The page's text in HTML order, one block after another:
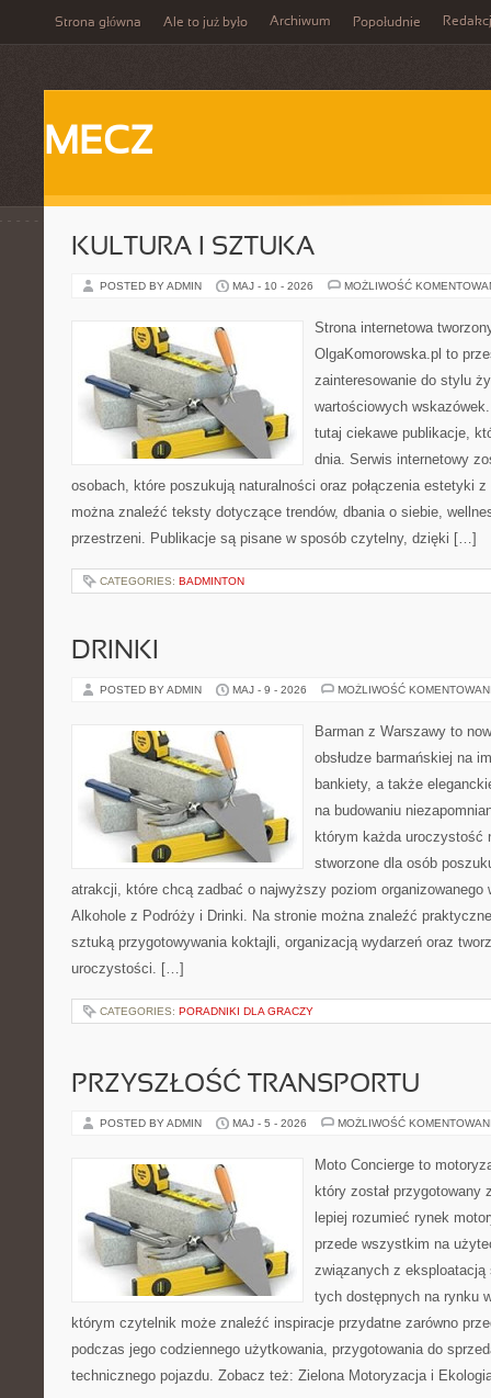
Strona główna Ale to już było Archiwum Popołudnie
MECZ
KULTURA I SZTUKA
POSTED BY ADMIN MAJ - 10 - 2026 MOŻLIWOŚĆ
Strona internetowa
OlgaKomorowska.pl to
zainteresowanie do stylu
wartościowych
tutaj ciekawe publikacje,
dnia. Serwis internetowy
osobach, które poszukują naturalności oraz połączenia estetyki
można znaleźć teksty dotyczące trendów, dbania o siebie,
przestrzeni. Publikacje są pisane w sposób czytelny, dzięki […]
CATEGORIES: BADMINTON
DRINKI
POSTED BY ADMIN MAJ - 9 - 2026 MOŻLIWOŚĆ
Barman z Warszawy to
obsłudze barmańskiej na
bankiety, a także
na budowaniu
którym każda uroczystość
stworzone dla osób
atrakcji, które chcą zadbać o najwyższy poziom organizowanego
Alkohole z Podróży i Drinki. Na stronie można znaleźć
sztuką przygotowywania koktajli, organizacją wydarzeń oraz
uroczystości. […]
CATEGORIES: PORADNIKI DLA GRACZY
PRZYSZŁOŚĆ TRANSPORTU
POSTED BY ADMIN MAJ - 5 - 2026 MOŻLIWOŚĆ
Moto Concierge to
który został
lepiej rozumieć rynek
przede wszystkim na
związanych z eksploatacją
tych dostępnych na rynku
którym czytelnik może znaleźć inspiracje przydatne zarówno
podczas jego codziennego użytkowania, przygotowania do
technicznego pojazdu. Zobacz też: Zielona Motoryzacja i